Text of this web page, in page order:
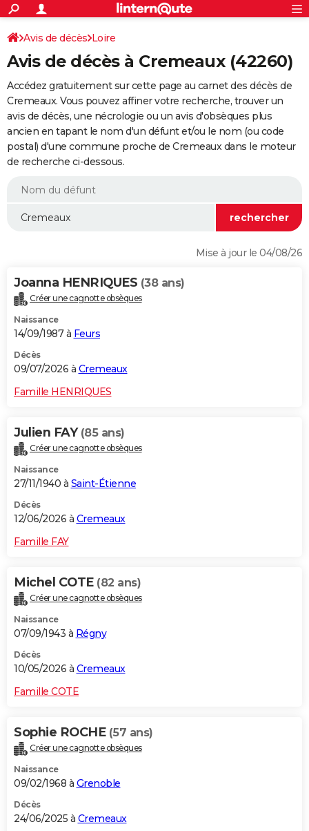
ACTUALITÉS
Politique
Société
Faits Divers
Education
Monde
Villes
+
SPORT
Coupe du monde 2026
Football
Tennis
Cyclisme
Rugby
Forum
Programme TV
TNT
Streaming
Cinéma
Sorties cinéma
Musique
+
FINANCE
Retraite
Impôts
Epargne
Immobilier
Risques naturels par ville
Banque
Assurance
Crédit
AUTO
Essais
Réserver un essai
Citadines
Berlines
SUV
Forum auto
+
HIGH-TECH
BRICOLAGE
WEEK-END
Alimentation
Guide de la santé
Maladies
Médicaments
Sommeil
VOYAGE
Destinations
City break
Voyage nature
Voyage de noces
Forum
Climat
+PHOTO
GUIDES D'ACHAT
Carte de Noël
Carte Bonne année
Carte Saint-Valentin
Carte Pâques
Carte d'anniversaire
DICTIONNAIRE
Dictionnaire
Biographies
Citations
Expressions
Proverbes
PROGRAMME TV
S'inscrire
Se connecter
Lycées
Collèges
Primaires
Universités
Entreprises
Service militaire
Avis de recherche
AVIS DE DÉCÈS
FORUM
Bricolage
Lifestyle
Culture
Sport
Auto
Television
Voyage
Cinema
Avis de décès Loire
Avis de décès à Cremeaux (42260)
Accédez gratuitement sur cette page au carnet des décès de
Cremeaux. Vous pouvez affiner votre recherche, trouver un
avis de décès, une nécrologie ou un avis d'obsèques plus
ancien en tapant le nom d'un défunt et/ou le nom (ou code
postal) d'une commune proche de Cremeaux dans le moteur
de recherche ci-dessous.
Mise à jour le 04/08/26
Joanna HENRIQUES (38 ans)
Créer une cagnotte obsèques
Naissance
14/09/1987 à Feurs
Décès
09/07/2026 à Cremeaux
Famille HENRIQUES
Julien FAY (85 ans)
Créer une cagnotte obsèques
Naissance
27/11/1940 à Saint-Étienne
Décès
12/06/2026 à Cremeaux
Famille FAY
Michel COTE (82 ans)
Créer une cagnotte obsèques
Naissance
07/09/1943 à Régny
Décès
10/05/2026 à Cremeaux
Famille COTE
Sophie ROCHE (57 ans)
Créer une cagnotte obsèques
Naissance
09/02/1968 à Grenoble
Décès
24/06/2025 à Cremeaux